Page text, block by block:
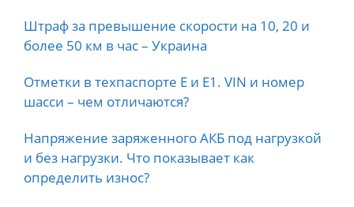
Штраф за превышение скорости на 10, 20 и
более 50 км в час – Украина
Отметки в техпаспорте E и E1. VIN и номер
шасси – чем отличаются?
Напряжение заряженного АКБ под нагрузкой
и без нагрузки. Что показывает как
определить износ?